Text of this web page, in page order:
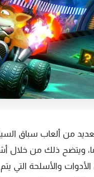
من ألعاب سباق
ويتضح ذلك من خلال
والأسلحة التي